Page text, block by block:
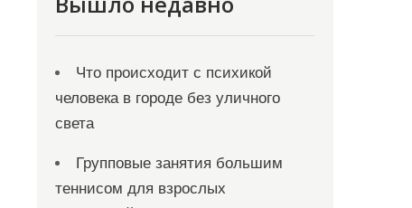
Что происходит с психикой
человека в городе без уличного
света
Групповые занятия большим
теннисом для взрослых